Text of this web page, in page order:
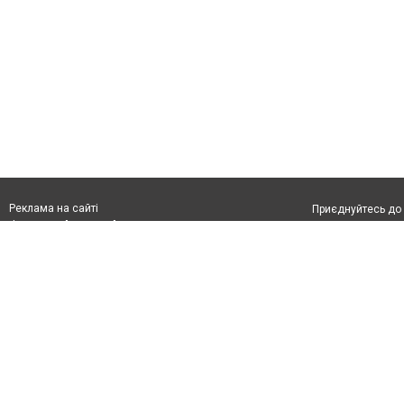
Реклама на сайті
Франшиза "CitySites"
Приєднуйтесь до